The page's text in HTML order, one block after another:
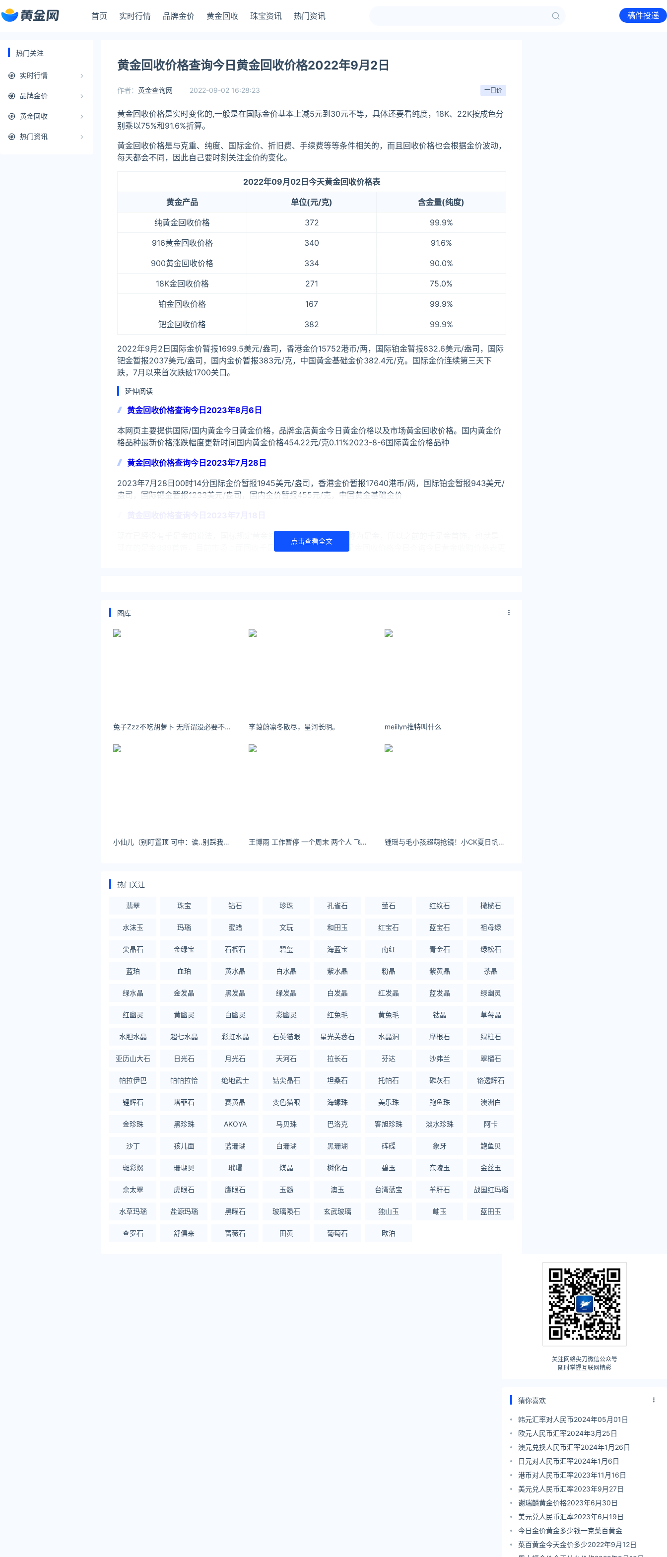
首页 实时行情 品牌金价 黄金回收 珠宝资讯 热门资讯 稿件投递
热门关注
实时行情
品牌金价
黄金回收
热门资讯
黄金回收价格查询今日黄金回收价格2022年9月2日
一口价
作者： 黄金查询网 2022-09-02 16:28:23
黄金回收价格是实时变化的,一般是在国际金价基本上减5元到30元不等，具体还要看纯度，18K、22K按成色分
别乘以75%和91.6%折算。
黄金回收价格是与克重、纯度、国际金价、折旧费、手续费等等条件相关的，而且回收价格也会根据金价波动，
每天都会不同，因此自己要时刻关注金价的变化。
2022年09月02日今天黄金回收价格表
黄金产品 单位(元/克) 含金量(纯度)
纯黄金回收价格 372 99.9%
916黄金回收价格 340 91.6%
900黄金回收价格 334 90.0%
18K金回收价格 271 75.0%
铂金回收价格 167 99.9%
钯金回收价格 382 99.9%
2022年9月2日国际金价暂报1699.5美元/盎司，香港金价15752港币/两，国际铂金暂报832.6美元/盎司，国际
钯金暂报2037美元/盎司，国内金价暂报383元/克，中国黄金基础金价382.4元/克。国际金价连续第三天下
跌，7月以来首次跌破1700关口。
延伸阅读
黄金回收价格查询今日2023年8月6日
本网页主要提供国际/国内黄金今日黄金价格，品牌金店黄金今日黄金价格以及市场黄金回收价格。国内黄金价
格品种最新价格涨跌幅度更新时间国内黄金价格454.22元/克0.11%2023-8-6国际黄金价格品种
黄金回收价格查询今日2023年7月28日
2023年7月28日00时14分国际金价暂报1945美元/盎司，香港金价暂报17640港币/两，国际铂金暂报943美元/
盎司，国际钯金暂报1233美元/盎司，国内金价暂报455元/克，中国黄金基础金价
现在已经没有千足金的说法，国标规定黄金纯度达到99%以上都统称为足金，所以之前的千足金首饰，也就是
现在的足金999首饰，目前市场上面回收千足金一克多少钱呢？千足金回收价格今日查询今日黄金收购价格表更
美元转人民币最新汇率查询：https://huilv.ijiandao.com/
律师事务所咨询免费24小时在线：https://law.ijiandao.com/
点击查看全文
图库
兔子Zzz不吃胡萝卜 无所谓没必要不至于 李蔼蔚凛冬散尽，星河长明。 meiilyn推特叫什么
小仙儿（别盯置顶 可中：诶..别踩我的头啊#反差 #变装 王博雨 工作暂停 一个周末 两个人 飞到伦敦旁边 阳光明媚的黑山- 小红书 锺瑶与毛小孩超萌抢镜！小CK夏日帆布双面手提包、草编拖鞋话题报到
热门关注
翡翠 珠宝 钻石 珍珠 孔雀石 萤石 红纹石 橄榄石
水沫玉 玛瑙 蜜蜡 文玩 和田玉 红宝石 蓝宝石 祖母绿
尖晶石 金绿宝 石榴石 碧玺 海蓝宝 南红 青金石 绿松石
蓝珀 血珀 黄水晶 白水晶 紫水晶 粉晶 紫黄晶 茶晶
绿水晶 金发晶 黑发晶 绿发晶 白发晶 红发晶 蓝发晶 绿幽灵
红幽灵 黄幽灵 白幽灵 彩幽灵 红兔毛 黄兔毛 钛晶 草莓晶
水胆水晶 超七水晶 彩虹水晶 石英猫眼 星光芙蓉石 水晶洞 摩根石 绿柱石
亚历山大石 日光石 月光石 天河石 拉长石 芬达 沙弗兰 翠榴石
帕拉伊巴 帕帕拉恰 绝地武士 钴尖晶石 坦桑石 托帕石 磷灰石 铬透辉石
锂辉石 塔菲石 赛黄晶 变色猫眼 海螺珠 美乐珠 鲍鱼珠 澳洲白
金珍珠 黑珍珠 AKOYA 马贝珠 巴洛克 客旭珍珠 淡水珍珠 阿卡
沙丁 孩儿面 蓝珊瑚 白珊瑚 黑珊瑚 砗磲 象牙 鲍鱼贝
斑彩螺 珊瑚贝 玳瑁 煤晶 树化石 碧玉 东陵玉 金丝玉
佘太翠 虎眼石 鹰眼石 玉髓 澳玉 台湾蓝宝 羊肝石 战国红玛瑙
水草玛瑙 盐源玛瑙 黑曜石 玻璃陨石 玄武玻璃 独山玉 岫玉 蓝田玉
查罗石 舒俱来 蔷薇石 田黄 葡萄石 欧泊
关注网络尖刀微信公众号
随时掌握互联网精彩
猜你喜欢
韩元汇率对人民币2024年05月01日
欧元人民币汇率2024年3月25日
澳元兑换人民币汇率2024年1月26日
日元对人民币汇率2024年1月6日
港币对人民币汇率2023年11月16日
美元兑人民币汇率2023年9月27日
谢瑞麟黄金价格2023年6月30日
美元兑人民币汇率2023年6月19日
今日金价黄金多少钱一克菜百黄金
菜百黄金今天金价多少2022年9月12日